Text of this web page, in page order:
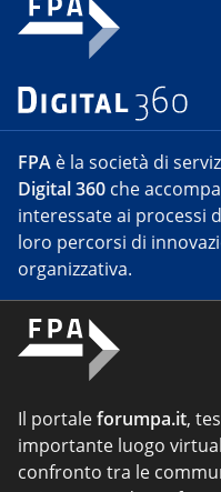
FPA è la società di
Digital 360 che
interessate ai processi
loro percorsi di
organizzativa.
Il portaleforumpa.it,
importante luogo
confronto tra le